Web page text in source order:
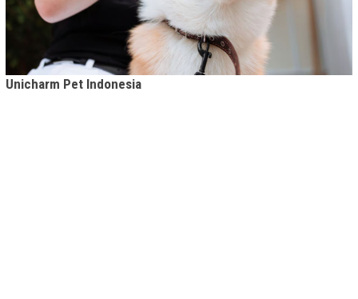
Unicharm Pet Indonesia